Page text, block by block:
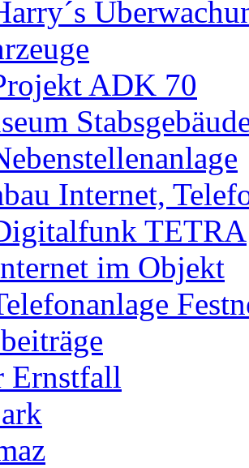
ADK 70
Internet,
TETRA
im Objekt
Ernstfall